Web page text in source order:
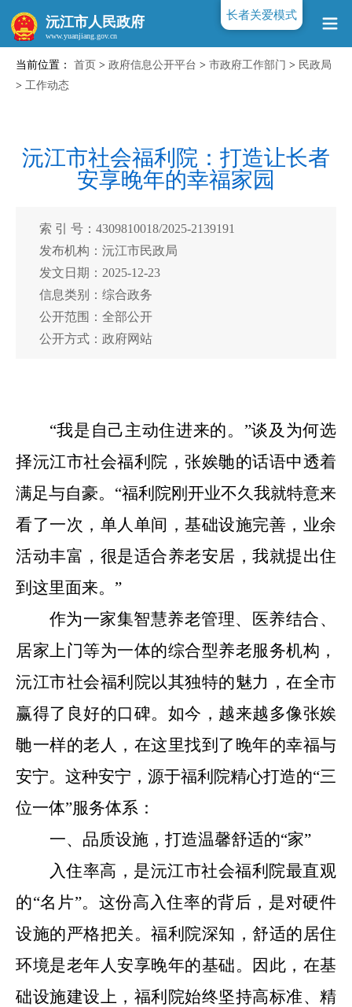
沅江市人民政府
当前位置： 首页 > 政府信息公开平台 > 市政府工作部门 > 民政局
> 工作动态
沅江市社会福利院：打造让长者
安享晚年的幸福家园
索 引 号：4309810018/2025-2139191
发布机构：沅江市民政局
发文日期：2025-12-23
信息类别：综合政务
公开范围：全部公开
公开方式：政府网站
“我是自己主动住进来的。 ”谈及为何选
择沅江市社会福利院，张娭毑的话语中透着
满足与自豪。 “福利院刚开业不久我就特意来
看了一次，单人单间，基础设施完善，业余
活动丰富，很是适合养老安居，我就提出住
到这里面来。 ”
作为一家集智慧养老管理、医养结合、
居家上门等为一体的综合型养老服务机构，
沅江市社会福利院以其独特的魅力，在全市
赢得了良好的口碑。如今，越来越多像张娭
毑一样的老人，在这里找到了晚年的幸福与
安宁。这种安宁，源于福利院精心打造的“三
位一体”服务体系：
一、品质设施，打造温馨舒适的“家”
入住率高，是沅江市社会福利院最直观
的“名片”。这份高入住率的背后，是对硬件
设施的严格把关。福利院深知，舒适的居住
环境是老年人安享晚年的基础。因此，在基
础设施建设上，福利院始终坚持高标准、精
长者关爱模式